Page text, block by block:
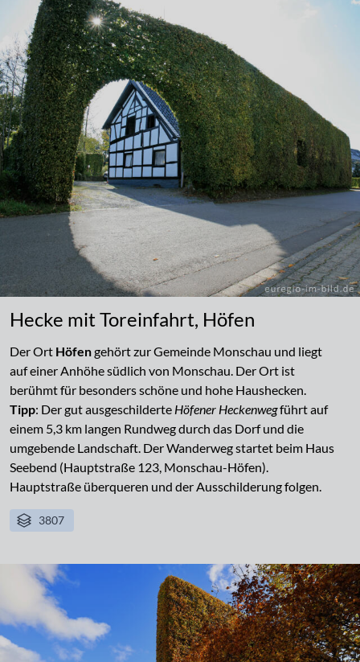
Hecke mit Toreinfahrt, Höfen
Der Ort Höfengehört zur Gemeinde Monschau und liegt
auf einer Anhöhe südlich von Monschau. Der Ort ist
berühmt für besonders schöne und hohe Haushecken.
Tipp: Der gut ausgeschilderte Höfener Heckenwegführt auf
einem 5,3 km langen Rundweg durch das Dorf und die
umgebende Landschaft. Der Wanderweg startet beim Haus
Seebend (Hauptstraße 123, Monschau-Höfen).
Hauptstraße überqueren und der Ausschilderung folgen.
3807